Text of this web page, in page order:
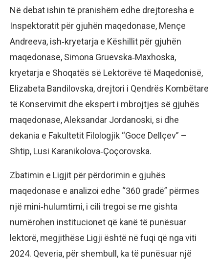
Në debat ishin të pranishëm edhe drejtoresha e
Inspektoratit për gjuhën maqedonase, Mençe
Andreeva, ish‑kryetarja e Këshillit për gjuhën
maqedonase, Simona Gruevska‑Maxhoska,
kryetarja e Shoqatës së Lektorëve të Maqedonisë,
Elizabeta Bandilovska, drejtori i Qendrës Kombëtare
të Konservimit dhe ekspert i mbrojtjes së gjuhës
maqedonase, Aleksandar Jordanoski, si dhe
dekania e Fakultetit Filologjik “Goce Dellçev” –
Shtip, Lusi Karanikolova‑Çoçorovska.
Zbatimin e Ligjit për përdorimin e gjuhës
maqedonase e analizoi edhe “360 gradë” përmes
një mini‑hulumtimi, i cili tregoi se me gishta
numërohen institucionet që kanë të punësuar
lektorë, megjithëse Ligji është në fuqi që nga viti
2024. Qeveria, për shembull, ka të punësuar një